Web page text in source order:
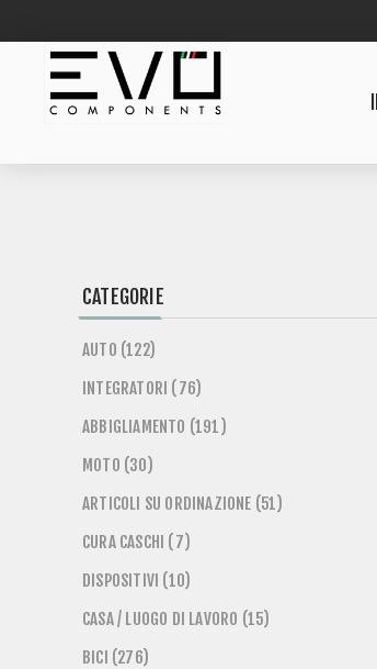
CATEGORIE
AUTO (122)
INTEGRATORI (76)
ABBIGLIAMENTO (191)
MOTO (30)
ARTICOLI SU ORDINAZIONE (51)
CURA CASCHI (7)
DISPOSITIVI (10)
CASA / LUOGO DI LAVORO (15)
BICI (276)